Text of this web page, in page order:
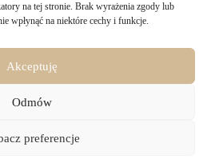
na tej stronie. Brak wyrażenia zgody lub
wpłynąć na niektóre cechy i funkcje.
Akceptuję
Odmów
preferencje
i rejestracja
zamówienie
płatności
zwrot zakupów
PRAWNE
sklepu
do pobrania
© 2026 - Majru